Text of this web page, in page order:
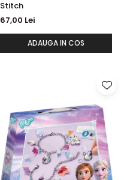
Stitch
67,00 Lei
ADAUGA IN COS